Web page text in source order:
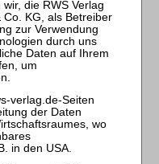
– 68c IK 625/08
des Lastschrift-
Geldbeträge
07
des